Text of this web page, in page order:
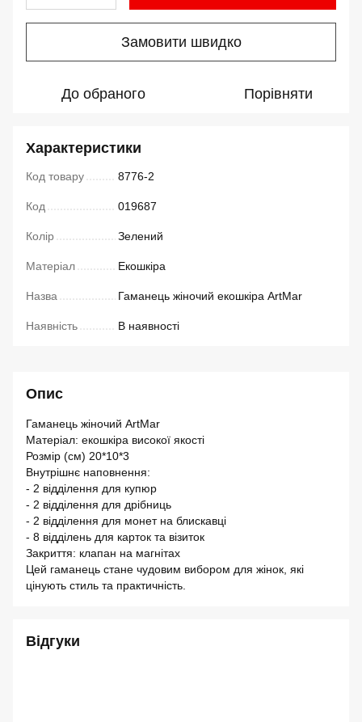
Замовити швидко
До обраного Порівняти
Характеристики
Код товару 8776-2
Код 019687
Колір Зелений
Матеріал Екошкіра
Назва Гаманець жіночий екошкіра ArtMar
Наявність В наявності
Опис
Гаманець жіночий ArtMar
Матеріал: екошкіра високої якості
Розмір (см) 20*10*3
Внутрішнє наповнення:
- 2 відділення для купюр
- 2 відділення для дрібниць
- 2 відділення для монет на блискавці
- 8 відділень для карток та візиток
Закриття: клапан на магнітах
Цей гаманець стане чудовим вибором для жінок, які
цінують стиль та практичність.
Відгуки